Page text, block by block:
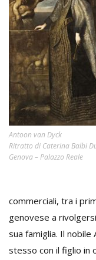
Antoon van Dyck
Ritratto di Caterina Balbi
Genova – Palazzo Reale
commerciali, tra i
genovese a
sua famiglia. Il
stesso con il figlio in